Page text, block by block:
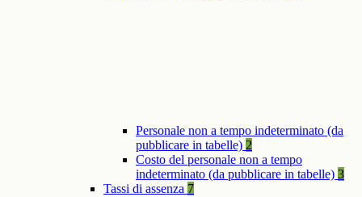
Personale non a tempo indeterminato (da
pubblicare in tabelle) 2
Costo del personale non a tempo
indeterminato (da pubblicare in tabelle) 3
Tassi di assenza 7